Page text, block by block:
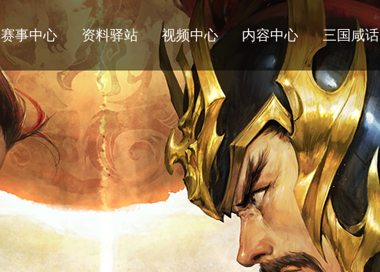
赛事中心 资料驿站 视频中心 内容中心 三国咸话